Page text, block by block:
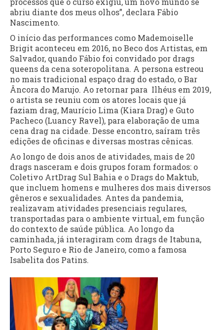
abriu diante dos meus olhos”, declara Fábio
Nascimento.
O início das performances como Mademoiselle
Brigit aconteceu em 2016, no Beco dos Artistas, em
Salvador, quando Fábio foi convidado por drags
queens da cena soteropolitana. A persona estreou
no mais tradicional espaço drag do estado, o Bar
Âncora do Marujo. Ao retornar para Ilhéus em 2019,
o artista se reuniu com os atores locais que já
faziam drag, Maurício Lima (Kiara Drag) e Guto
Pacheco (Luancy Ravel), para elaboração de uma
cena drag na cidade. Desse encontro, saíram três
edições de oficinas e diversas mostras cênicas.
Ao longo de dois anos de atividades, mais de 20
drags nasceram e dois grupos foram formados: o
Coletivo ArtDrag Sul Bahia e o Drags do Maktub,
que incluem homens e mulheres dos mais diversos
gêneros e sexualidades. Antes da pandemia,
realizavam atividades presenciais regulares,
transportadas para o ambiente virtual, em função
do contexto de saúde pública. Ao longo da
caminhada, já interagiram com drags de Itabuna,
Porto Seguro e Rio de Janeiro, como a famosa
Isabelita dos Patins.